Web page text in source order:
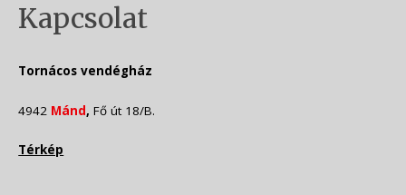
Kapcsolat
Tornácos vendégház
4942 Mánd,Fő út 18/B.
Térkép